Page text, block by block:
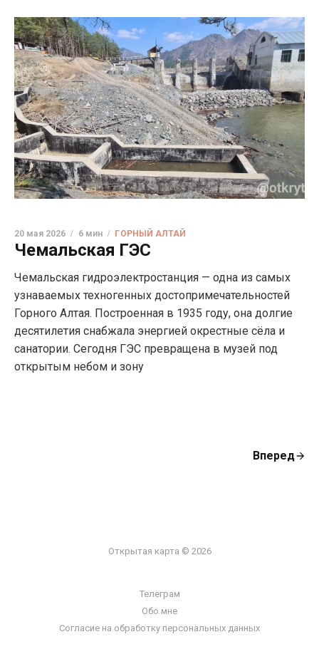
Чемальская ГЭС
20 мая 2026 6 мин ГОРНЫЙ АЛТАЙ
Чемальская гидроэлектростанция — одна из самых
узнаваемых техногенных достопримечательностей
Горного Алтая. Построенная в 1935 году, она долгие
десятилетия снабжала энергией окрестные сёла и
санатории. Сегодня ГЭС превращена в музей под
открытым небом и зону
Вперед
Открытая карта © 2026
Телеграм
Обо мне
Согласие на обработку персональных данных